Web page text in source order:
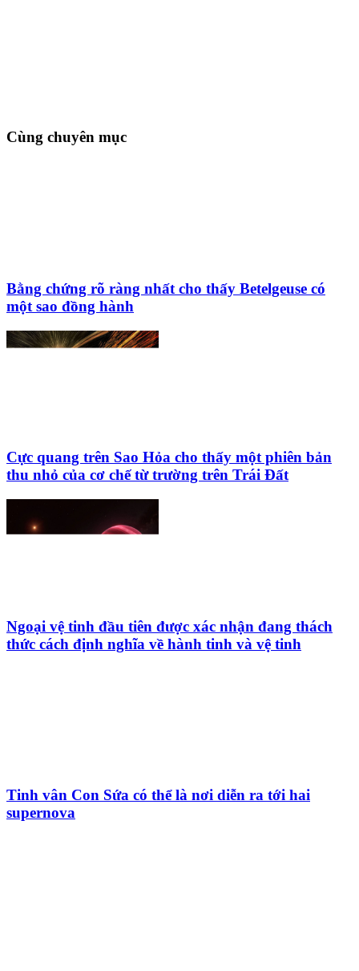
Cùng chuyên mục
Bằng chứng rõ ràng nhất cho thấy Betelgeuse có
một sao đồng hành
Cực quang trên Sao Hỏa cho thấy một phiên bản
thu nhỏ của cơ chế từ trường trên Trái Đất
Ngoại vệ tinh đầu tiên được xác nhận đang thách
thức cách định nghĩa về hành tinh và vệ tinh
Tinh vân Con Sứa có thể là nơi diễn ra tới hai
supernova